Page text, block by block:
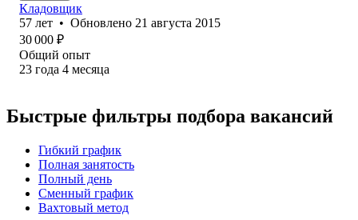
Кладовщик
57 лет • Обновлено 21 августа 2015
30 000 ₽
Общий опыт
23 года 4 месяца
Быстрые фильтры подбора вакансий
Гибкий график
Полная занятость
Полный день
Сменный график
Вахтовый метод